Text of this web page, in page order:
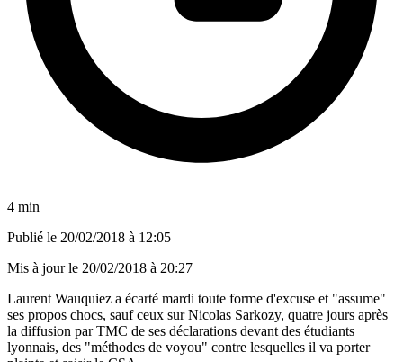
4 min
Publié le 20/02/2018 à 12:05
Mis à jour le 20/02/2018 à 20:27
Laurent Wauquiez a écarté mardi toute forme d'excuse et "assume"
ses propos chocs, sauf ceux sur Nicolas Sarkozy, quatre jours après
la diffusion par TMC de ses déclarations devant des étudiants
lyonnais, des "méthodes de voyou" contre lesquelles il va porter